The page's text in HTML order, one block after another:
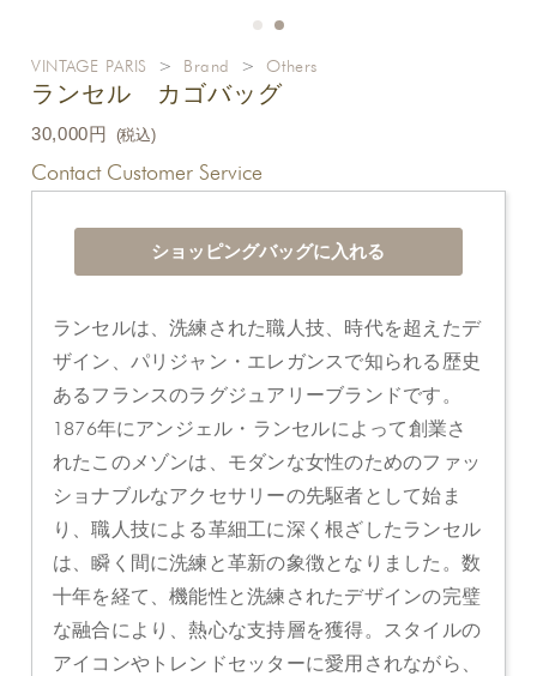
VINTAGE PARIS > Brand > Others
ランセル カゴバッグ
30,000円 (税込)
Contact Customer Service
ランセルは、洗練された職人技、時代を超えたデ
ザイン、パリジャン・エレガンスで知られる歴史
あるフランスのラグジュアリーブランドです。
1876年にアンジェル・ランセルによって創業さ
れたこのメゾンは、モダンな女性のためのファッ
ショナブルなアクセサリーの先駆者として始ま
り、職人技による革細工に深く根ざしたランセル
は、瞬く間に洗練と革新の象徴となりました。数
十年を経て、機能性と洗練されたデザインの完璧
な融合により、熱心な支持層を獲得。スタイルの
アイコンやトレンドセッターに愛用されながら、